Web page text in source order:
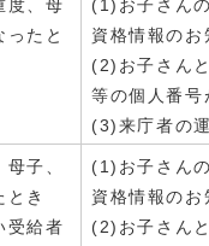
度、母
たと
(1)お子さん
資格情報のお
(2)お子さん
等の個人番号
(3)来庁者の
子、
き
受給者
(1)お子さん
資格情報のお
(2)お子さん